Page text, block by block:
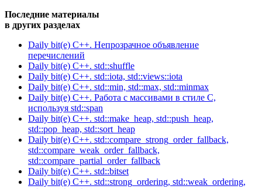
Последние материалы
в других разделах
Daily bit(e) C++. Непрозрачное объявление
перечислений
Daily bit(e) C++. std::shuffle
Daily bit(e) C++. std::iota, std::views::iota
Daily bit(e) C++. std::min, std::max, std::minmax
Daily bit(e) C++. Работа с массивами в стиле C,
используя std::span
Daily bit(e) C++. std::make_heap, std::push_heap,
std::pop_heap, std::sort_heap
Daily bit(e) C++. std::compare_strong_order_fallback,
std::compare_weak_order_fallback,
std::compare_partial_order_fallback
Daily bit(e) C++. std::bitset
Daily bit(e) C++. std::strong_ordering, std::weak_ordering,